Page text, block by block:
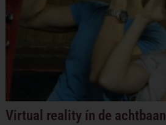
Virtual reality ín de achtbaan